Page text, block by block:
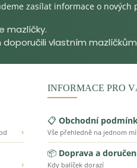
zasílat informace o
›
›
INFORMACE PRO
📋 Obchodní
Vše přehledně na jednom
📦 Doprava a
Kdy balíček dorazí